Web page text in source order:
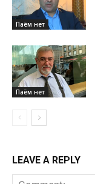
Паём нет
Паём нет
LEAVE A REPLY